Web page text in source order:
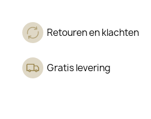
Retouren en klachten
Gratis levering